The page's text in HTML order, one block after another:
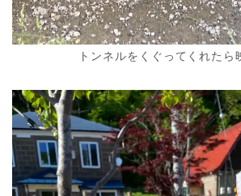
トンネルをくぐってくれたら